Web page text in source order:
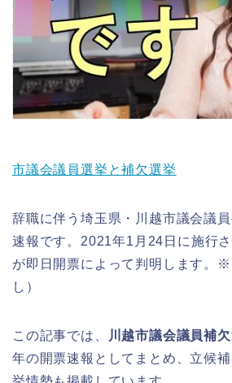
市議会議員選挙と補欠選挙
辞職に伴う埼玉県・川越市議会議
速報です。2021年1月24日に施行
が即日開票によって判明します。※
し）
この記事では、 川越市議会議員補
年の開票速報としてまとめ、立候